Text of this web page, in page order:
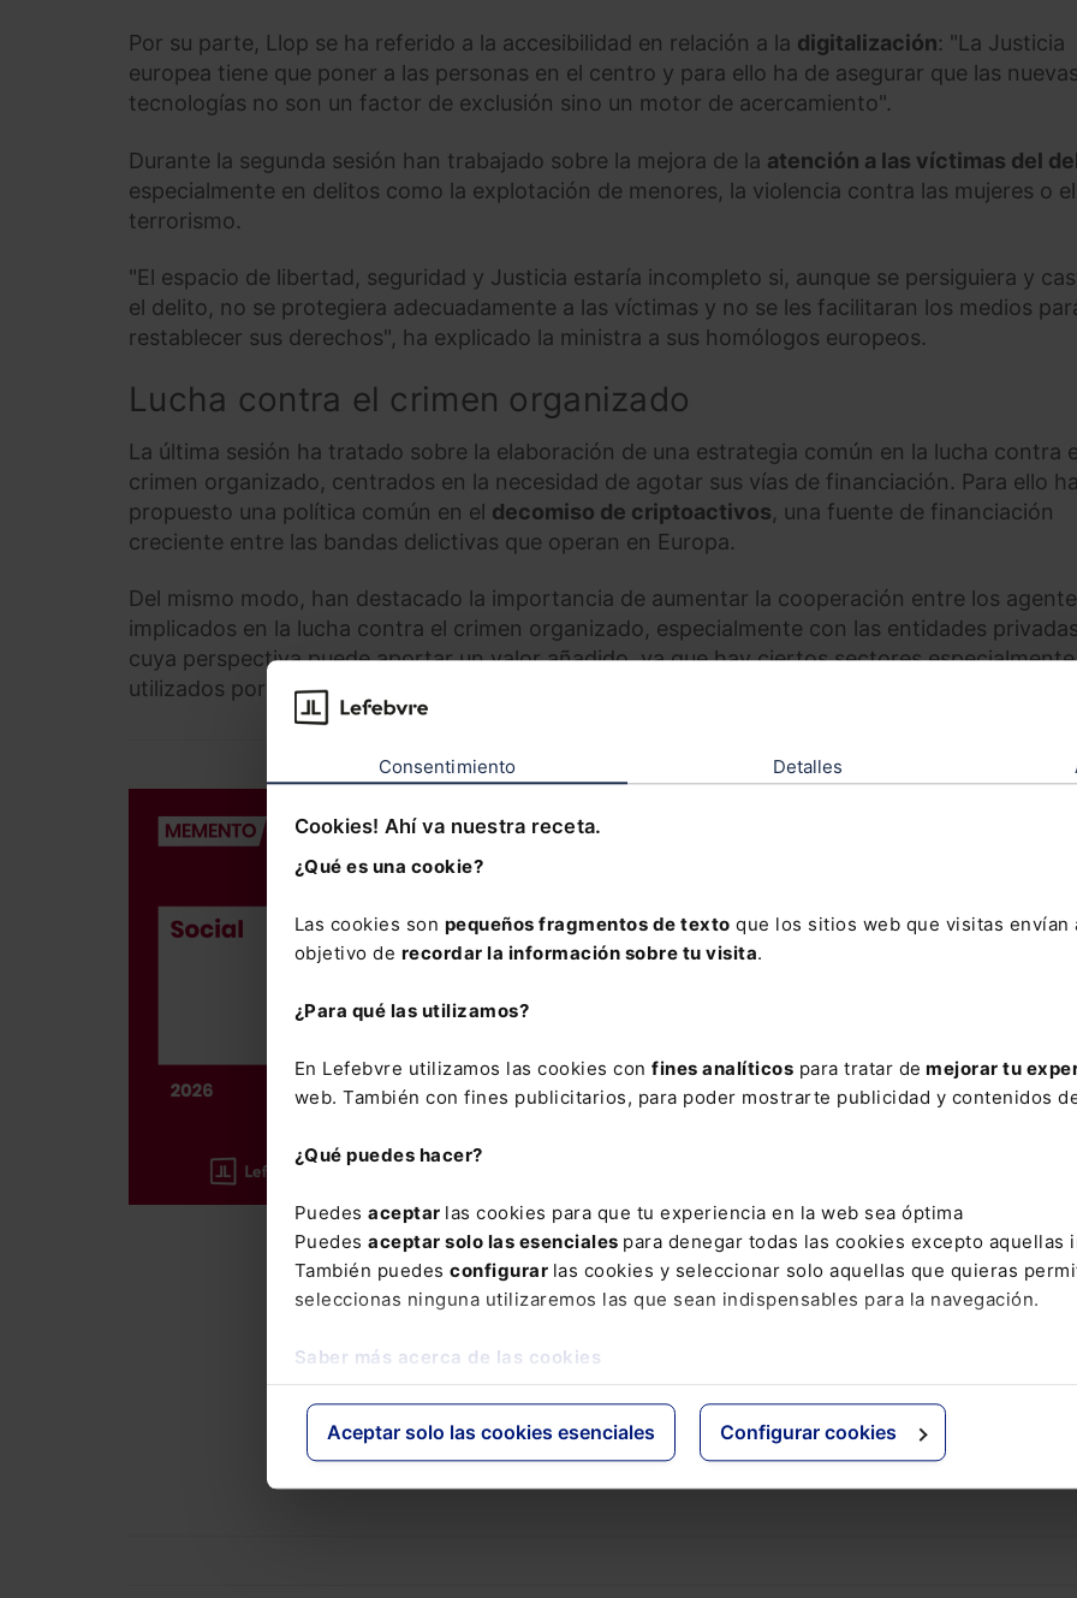
Consentimiento Detalles
Cookies! Ahí va nuestra receta.
¿Qué es una cookie?
Las cookies son pequeños fragmentos de texto que los sitios web que visitas envían
objetivo de recordar la información sobre tu visita.
¿Para qué las utilizamos?
En Lefebvre utilizamos las cookies con fines analíticos para tratar de mejorar tu
web. También con fines publicitarios, para poder mostrarte publicidad y contenidos
¿Qué puedes hacer?
Puedes aceptar las cookies para que tu experiencia en la web sea óptima
Puedes aceptar solo las esenciales para denegar todas las cookies excepto aquellas
También puedes configurar las cookies y seleccionar solo aquellas que quieras
seleccionas ninguna utilizaremos las que sean indispensables para la navegación.
Saber más acerca de las cookies
Aceptar solo las cookies esenciales Configurar cookies
Por su parte, Llop se ha referido a la accesibilidad en relación a la digitalización: "La Justicia
europea tiene que poner a las personas en el centro y para ello ha de asegurar que las nuevas
tecnologías no son un factor de exclusión sino un motor de acercamiento".
Durante la segunda sesión han trabajado sobre la mejora de la atención a las víctimas del
especialmente en delitos como la explotación de menores, la violencia contra las mujeres o el
terrorismo.
"El espacio de libertad, seguridad y Justicia estaría incompleto si, aunque se persiguiera y
el delito, no se protegiera adecuadamente a las víctimas y no se les facilitaran los medios
restablecer sus derechos", ha explicado la ministra a sus homólogos europeos.
Lucha contra el crimen organizado
La última sesión ha tratado sobre la elaboración de una estrategia común en la lucha contra
crimen organizado, centrados en la necesidad de agotar sus vías de financiación. Para ello
propuesto una política común en el decomiso de criptoactivos, una fuente de financiación
creciente entre las bandas delictivas que operan en Europa.
Del mismo modo, han destacado la importancia de aumentar la cooperación entre los
implicados en la lucha contra el crimen organizado, especialmente con las entidades
cuya perspectiva puede aportar un valor añadido, ya que hay ciertos sectores especialmente
utilizados por el crimen organizado para la ejecución de su actividad.
Memento Social 2026
176,70€
COMPRAR
La obra mejor valorada en el
Incluye el estudio de todas lasnovedades y reformas legislativas del
37.500 citas.
La suscripción al Memento Social incluye: . El servicio “Extras
con el que puedes consultar en cualquier momento si un número
del Memento ha sido modificado. . Un servicio dealerta vía e-mail
novedades que se vayan produciendo cada semana.
El Memento Social lo tienes disponible también en el siguiente
Laboral y de Seguridad Social:Pack Memento Social + Memento